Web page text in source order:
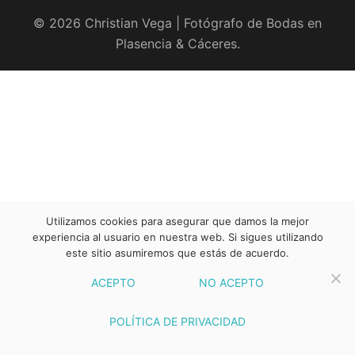
© 2026 Christian Vega | Fotógrafo de Bodas en
Plasencia & Cáceres.
Utilizamos cookies para asegurar que damos la mejor
experiencia al usuario en nuestra web. Si sigues utilizando
este sitio asumiremos que estás de acuerdo.
ACEPTO NO ACEPTO
POLÍTICA DE PRIVACIDAD